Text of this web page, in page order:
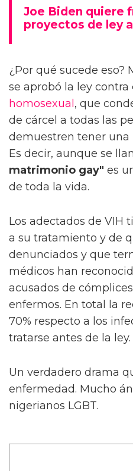
Joe Biden quiere
proyectos de ley
¿Por qué sucede eso?
se aprobó la ley
homosexual , que
de cárcel a todas las
demuestren tener una
Es decir, aunque se
matrimonio gay" es
de toda la vida.
Los adectados de VIH
a su tratamiento y de
denunciados y que
médicos han
acusados de
enfermos. En total la
70% respecto a los
tratarse antes de la ley.
Un verdadero drama
enfermedad. Mucho
nigerianos LGBT.